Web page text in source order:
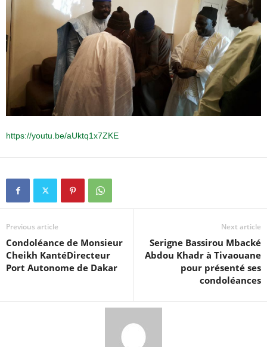
https://youtu.be/aUktq1x7ZKE
Previous article
Condoléance de Monsieur
Cheikh KantéDirecteur
Port Autonome de Dakar
Next article
Serigne Bassirou Mbacké
Abdou Khadr à Tivaouane
pour présenté ses
condoléances